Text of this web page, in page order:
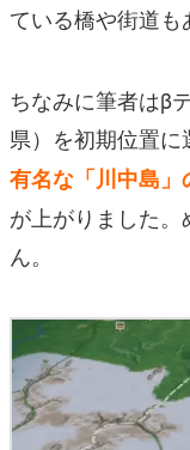
ている橋や街道も
ちなみに筆者はβ
県）を初期位置に
有名な「川中島」
が上がりました
ん。